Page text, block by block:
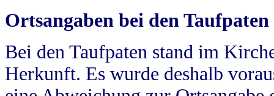
Ortsangaben bei den Taufpaten
Bei den Taufpaten stand im
Herkunft. Es wurde deshalb